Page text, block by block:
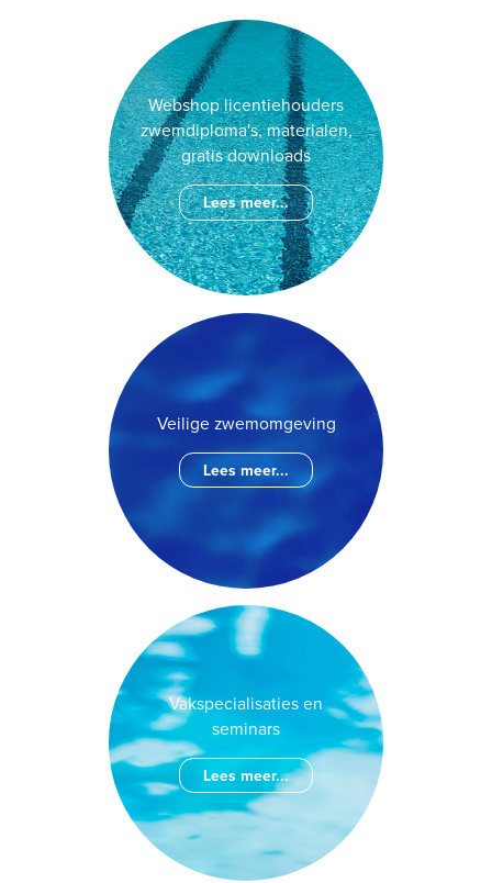
Webshop licentiehouders
zwemdiploma's, materialen,
gratis downloads
Lees meer...
Veilige zwemomgeving
Lees meer...
Vakspecialisaties en
seminars
Lees meer...